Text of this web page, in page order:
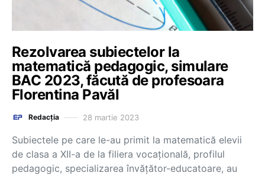
Rezolvarea subiectelor la
matematică pedagogic, simulare
BAC 2023, făcută de profesoara
Florentina Pavăl
Redacția 28 martie 2023
Subiectele pe care le-au primit la matematică elevii
de clasa a XII-a de la filiera vocațională, profilul
pedagogic, specializarea învățător-educatoare, au